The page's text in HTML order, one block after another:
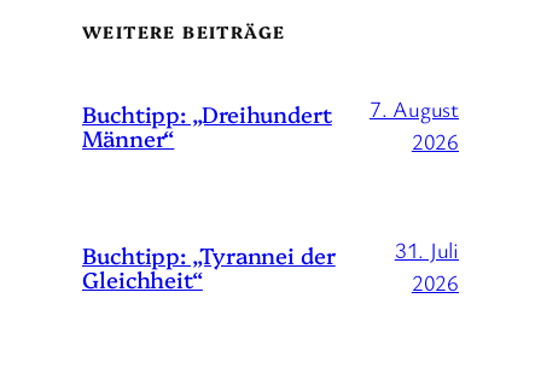
WEITERE BEITRÄGE
Buchtipp: „Dreihundert
Männer“
7. August
2026
Buchtipp: „Tyrannei der
Gleichheit“
31. Juli
2026